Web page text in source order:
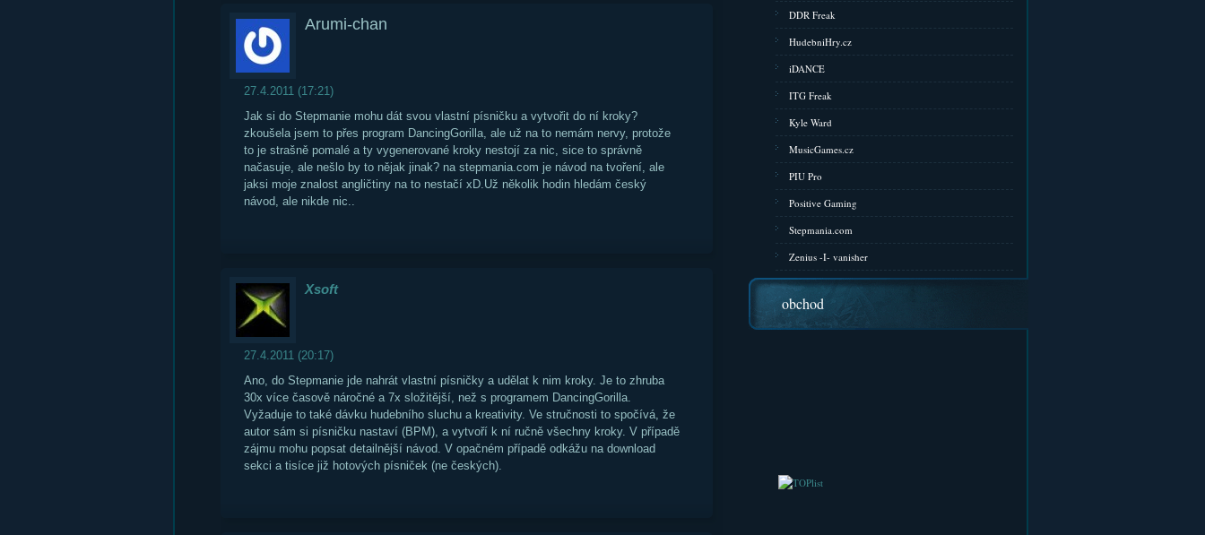
Arumi-chan
27.4.2011 (17:21)
Jak si do Stepmanie mohu dát svou vlastní písničku a vytvořit do ní kroky?
zkoušela jsem to přes program DancingGorilla, ale už na to nemám nervy, protože
to je strašně pomalé a ty vygenerované kroky nestojí za nic, sice to správně
načasuje, ale nešlo by to nějak jinak? na stepmania.com je návod na tvoření, ale
jaksi moje znalost angličtiny na to nestačí xD.Už několik hodin hledám český
návod, ale nikde nic..
Xsoft
27.4.2011 (20:17)
Ano, do Stepmanie jde nahrát vlastní písničky a udělat k nim kroky. Je to zhruba
30x více časově náročné a 7x složitější, než s programem DancingGorilla.
Vyžaduje to také dávku hudebního sluchu a kreativity. Ve stručnosti to spočívá, že
autor sám si písničku nastaví (BPM), a vytvoří k ní ručně všechny kroky. V případě
zájmu mohu popsat detailnější návod. V opačném případě odkážu na download
sekci a tisíce již hotových písniček (ne českých).
DDR Freak
HudebniHry.cz
iDANCE
ITG Freak
Kyle Ward
MusicGames.cz
PIU Pro
Positive Gaming
Stepmania.com
Zenius -I- vanisher
obchod